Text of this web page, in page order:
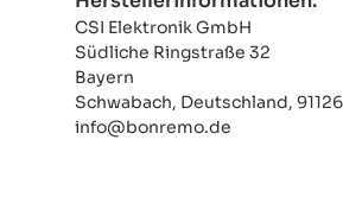
CSI Elektronik GmbH
Südliche Ringstraße 32
Bayern
Schwabach, Deutschland, 91126
info@bonremo.de